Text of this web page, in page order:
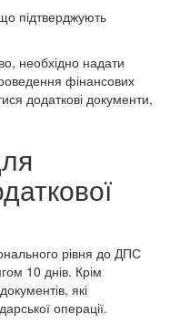
підтверджують
необхідно надати
фінансових
додаткові документи,
рівня до ДПС
10 днів. Крім
які
операції.